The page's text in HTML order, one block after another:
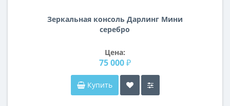
Зеркальная консоль Дарлинг Мини
серебро
Цена:
75 000 ₽
Купить